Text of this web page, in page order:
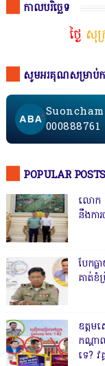
កាលបរិច្ឆេទ
ថ្ងៃ សុក្
សូមអរគុណសម្រាប់កា
000888761
POPULAR POSTS
លោក នី
នឹងកា
បែកធ្
គាត់ខំ
ឧត្តម
កណ្តា
ទេ? វ